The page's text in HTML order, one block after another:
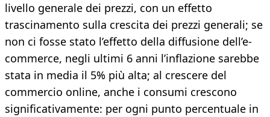
livello generale dei prezzi, con un effetto
trascinamento sulla crescita dei prezzi generali; se
non ci fosse stato l’effetto della diffusione dell’e-
commerce, negli ultimi 6 anni l’inflazione sarebbe
stata in media il 5% più alta; al crescere del
commercio online, anche i consumi crescono
significativamente: per ogni punto percentuale in